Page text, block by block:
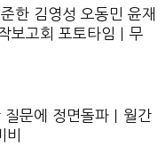
한 김영성 오동민 윤재
보고회 포토타임｜무
문에 정면돌파｜월간